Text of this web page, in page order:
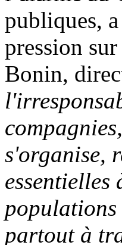
publiques,
pression
Bonin,
s'organise,
essentielles
populations
partout à